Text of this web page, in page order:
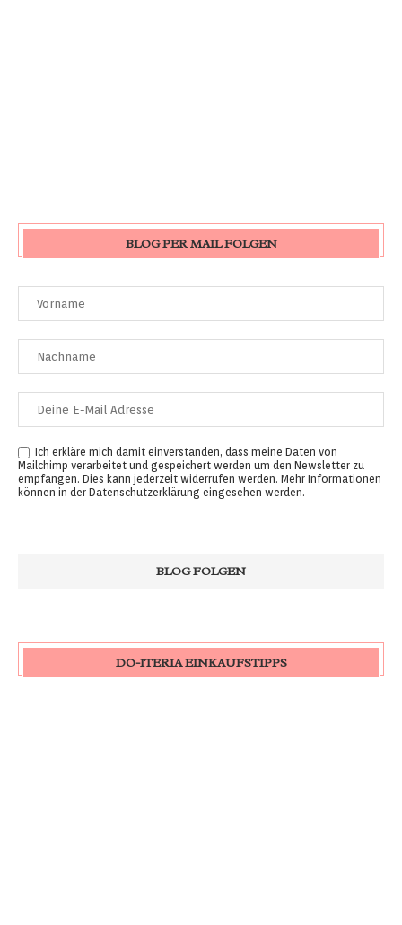
BLOG PER MAIL FOLGEN
Ich erkläre mich damit einverstanden, dass meine Daten von
Mailchimp verarbeitet und gespeichert werden um den Newsletter zu
empfangen. Dies kann jederzeit widerrufen werden. Mehr Informationen
können in der Datenschutzerklärung eingesehen werden.
DO-ITERIA EINKAUFSTIPPS